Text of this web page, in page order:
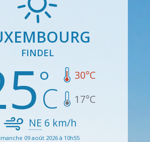
FINDEL
30°C
17°C
NE 6 km/h
09 août 2026 à 10h55